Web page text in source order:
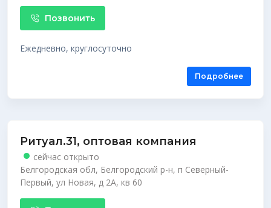
Позвонить
Ежедневно, круглосуточно
Подробнее
Ритуал.31, оптовая компания
сейчас открыто
Белгородская обл, Белгородский р-н, п Северный-
Первый, ул Новая, д 2А, кв 60